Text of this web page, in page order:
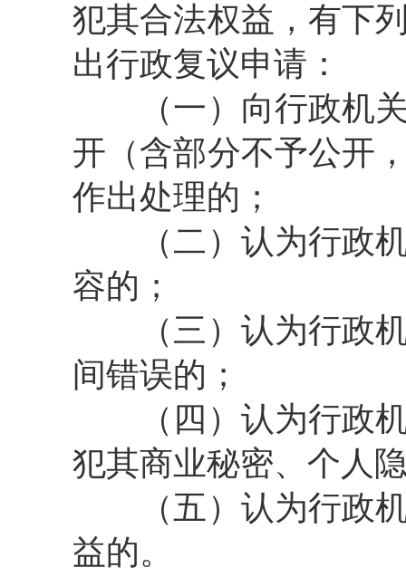
犯其合法权益，有下
出行政复议申请：
（一）向行政机关
开（含部分不予公开
作出处理的；
（二）认为行政机
容的；
（三）认为行政机
间错误的；
（四）认为行政机
犯其商业秘密、个人
（五）认为行政机
益的。